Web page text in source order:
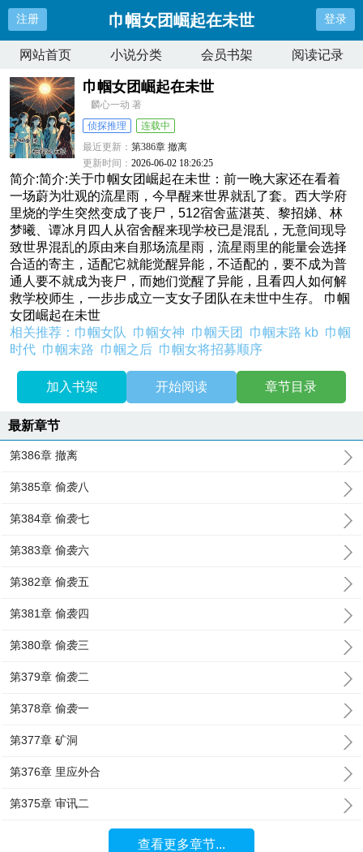
注册 巾帼女团崛起在未世 登录
网站首页 小说分类 会员书架 阅读记录
巾帼女团崛起在未世
麟心一动 著
侦探推理
连载中
最近更新：第386章 撤离
更新时间：2026-06-02 18:26:25
简介:简介:关于巾帼女团崛起在未世：前一晚大家还在看着
一场蔚为壮观的流星雨，今早醒来世界就乱了套。西大学府
里烧的学生突然变成了丧尸，512宿舍蓝湛英、黎招娣、林
梦曦、谭冰月四人从宿舍醒来现学校已是混乱，无意间现导
致世界混乱的原由来自那场流星雨，流星雨里的能量会选择
合适的寄主，适配它就能觉醒异能，不适配的，要不成为普
通人要不就成为丧尸，而她们觉醒了异能，且看四人如何解
救学校师生，一步步成立一支女子团队在未世中生存。 巾帼
女团崛起在未世
相关推荐： 巾帼女队 巾帼女神 巾帼天团 巾帼末路 kb 巾帼
时代 巾帼末路 巾帼之后 巾帼女将招募顺序
加入书架 开始阅读 章节目录
最新章节
第386章 撤离
第385章 偷袭八
第384章 偷袭七
第383章 偷袭六
第382章 偷袭五
第381章 偷袭四
第380章 偷袭三
第379章 偷袭二
第378章 偷袭一
第377章 矿洞
第376章 里应外合
第375章 审讯二
查看更多章节...